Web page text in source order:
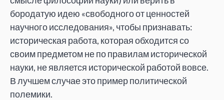
бородатую идею «свободного от ценностей
научного исследования», чтобы признавать:
историческая работа, которая обходится со
своим предметом не по правилам исторической
науки, не является исторической работой вовсе.
В лучшем случае это пример политической
полемики.